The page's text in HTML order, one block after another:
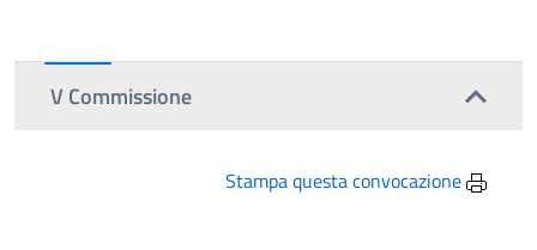
V Commissione
Stampa questa convocazione